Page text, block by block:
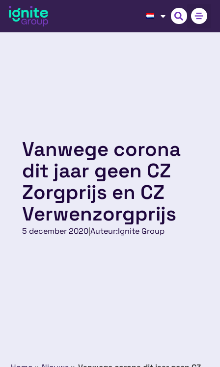
Vanwege corona
dit jaar geen CZ
Zorgprijs en CZ
Verwenzorgprijs
5 december 2020|Auteur:Ignite Group